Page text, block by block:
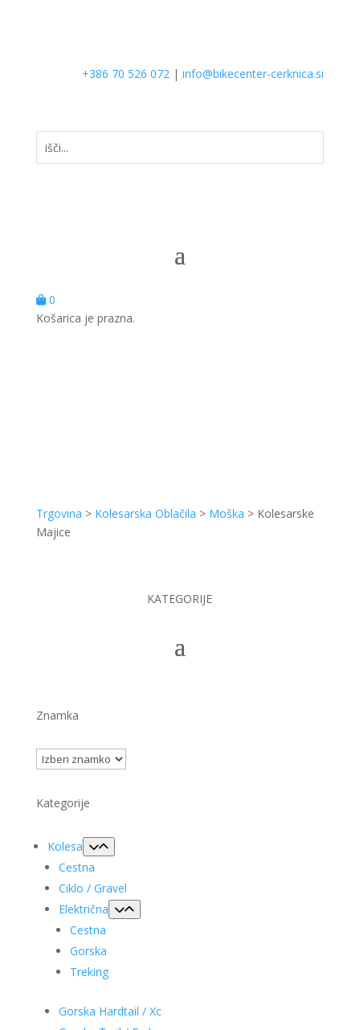
+386 70 526 072 |info@bikecenter-cerknica.si
0
Košarica je prazna.
Trgovina > Kolesarska Oblačila > Moška > Kolesarske
Majice
KATEGORIJE
Znamka
Kategorije
Kolesa
Cestna
Ciklo / Gravel
Električna
Cestna
Gorska
Treking
Gorska Hardtail / Xc